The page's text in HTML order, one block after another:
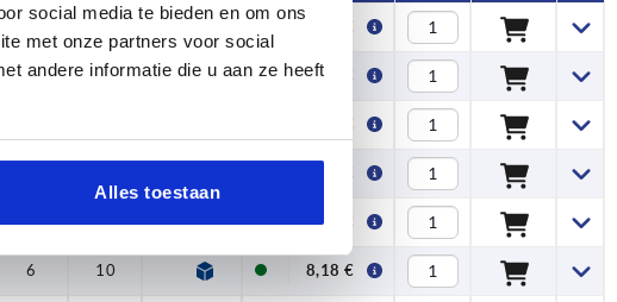
social media te bieden en om ons
met onze partners voor social
andere informatie die u aan ze heeft
Alles toestaan
4,75 €
6 10 — 5,61 €
6,45 €
9,36 €
5 8 — 6,77 €
6 10 8,18 €